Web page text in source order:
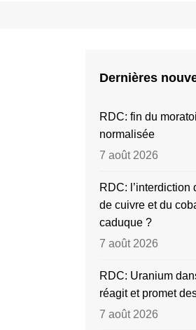
Dernières
RDC: fin du
normalisée
7 août 2026
RDC: l’interdiction
de cuivre et du
caduque ?
7 août 2026
RDC: Uranium
réagit et promet
7 août 2026